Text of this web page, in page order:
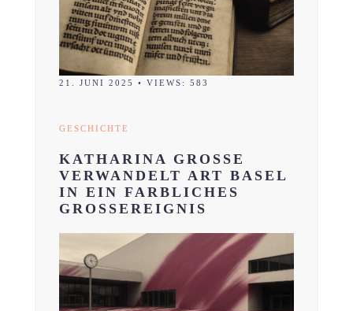
21. JUNI 2025 • VIEWS: 583
GESCHICHTE
KATHARINA GROSSE
VERWANDELT ART BASEL
IN EIN FARBLICHES
GROSSEREIGNIS